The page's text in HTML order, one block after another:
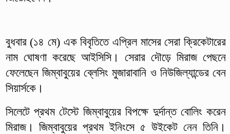
বুধবার (১৪ মে) এক বিবৃতিতে এপ্রিল মাসের সেরা ক্রিকেটারের
নাম ঘোষণা করেছে আইসিসি। সেরার দৌড়ে মিরাজ পেছনে
ফেলেছেন জিম্বাবুয়ের ব্লেসিং মুজারাবানি ও নিউজিল্যান্ডের বেন
সিয়ার্সকে।
সিলেটে প্রথম টেস্টে জিম্বাবুয়ের বিপক্ষে দুর্দান্ত বোলিং করেন
মিরাজ। জিম্বাবুয়ের প্রথম ইনিংসে ৫ উইকেট নেন তিনি।